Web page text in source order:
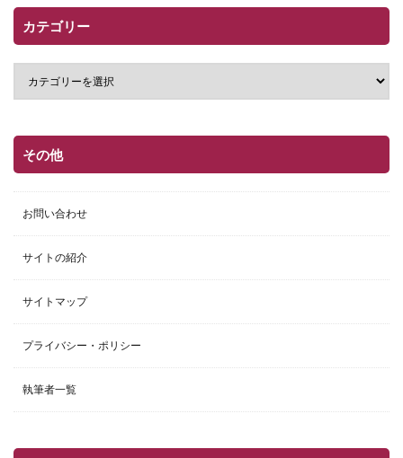
カテゴリー
その他
お問い合わせ
サイトの紹介
サイトマップ
プライバシー・ポリシー
執筆者一覧